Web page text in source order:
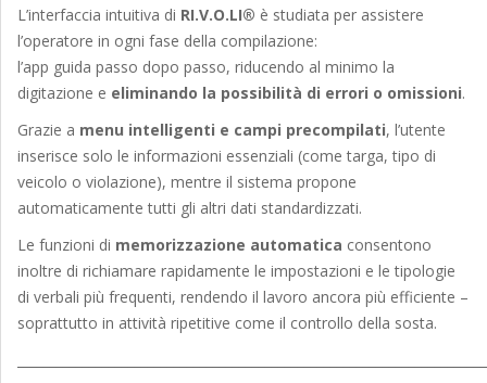
L’interfaccia intuitiva di RI.V.O.LI® è studiata per assistere
l’operatore in ogni fase della compilazione:
l’app guida passo dopo passo, riducendo al minimo la
digitazione e eliminando la possibilità di errori o omissioni.
Grazie a menu intelligenti e campi precompilati, l’utente
inserisce solo le informazioni essenziali (come targa, tipo di
veicolo o violazione), mentre il sistema propone
automaticamente tutti gli altri dati standardizzati.
Le funzioni di memorizzazione automatica consentono
inoltre di richiamare rapidamente le impostazioni e le tipologie
di verbali più frequenti, rendendo il lavoro ancora più efficiente –
soprattutto in attività ripetitive come il controllo della sosta.